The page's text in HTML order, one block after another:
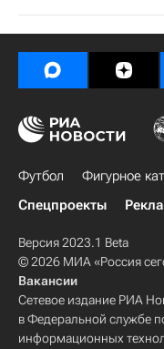
Футбол Фигурное
Спецпроекты
Версия 2023.1 Beta
© 2026 МИА «Россия
Вакансии
Сетевое издание РИА
в Федеральной службе
информационных